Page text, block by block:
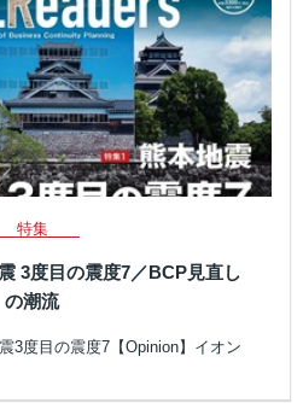
特集
3度目の震度7／BCP見直し
の潮流
3度目の震度7【Opinion】イオン